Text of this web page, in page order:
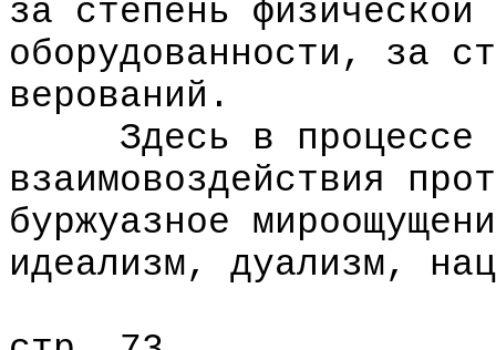
за степень физической
оборудованности, за
верований.
Здесь в процессе и
взаимовоздействия
буржуазное
идеализм, дуализм,